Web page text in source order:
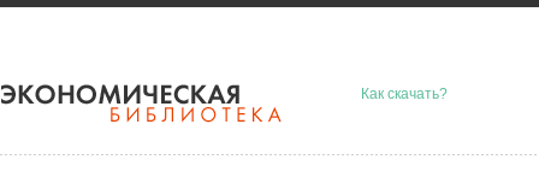
Как скачать?